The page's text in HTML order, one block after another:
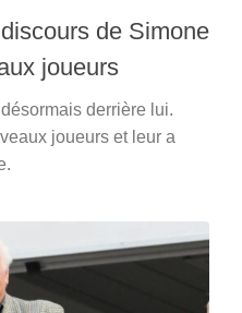
de Simone
joueurs
derrière lui.
joueurs et leur a